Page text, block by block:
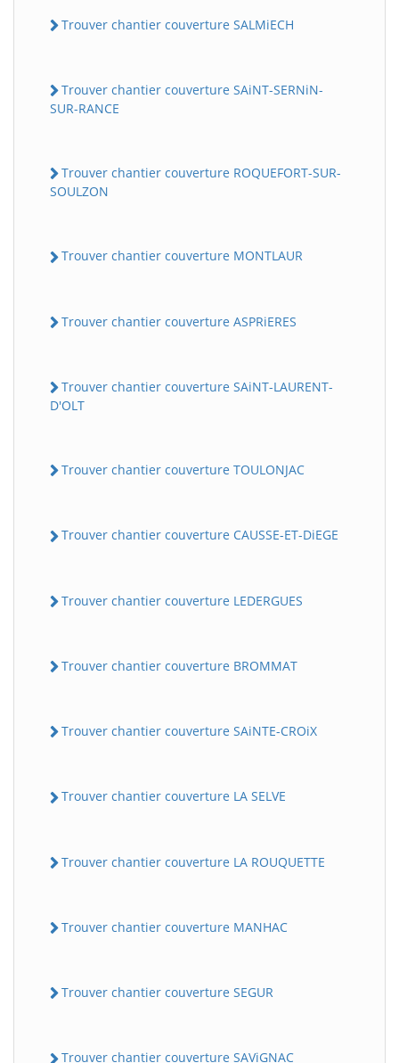
Trouver chantier couverture SALMiECH
Trouver chantier couverture SAiNT-SERNiN-
SUR-RANCE
Trouver chantier couverture ROQUEFORT-SUR-
SOULZON
Trouver chantier couverture MONTLAUR
Trouver chantier couverture ASPRiERES
Trouver chantier couverture SAiNT-LAURENT-
D'OLT
Trouver chantier couverture TOULONJAC
Trouver chantier couverture CAUSSE-ET-DiEGE
Trouver chantier couverture LEDERGUES
Trouver chantier couverture BROMMAT
Trouver chantier couverture SAiNTE-CROiX
Trouver chantier couverture LA SELVE
Trouver chantier couverture LA ROUQUETTE
Trouver chantier couverture MANHAC
Trouver chantier couverture SEGUR
Trouver chantier couverture SAViGNAC
BatiWebPro